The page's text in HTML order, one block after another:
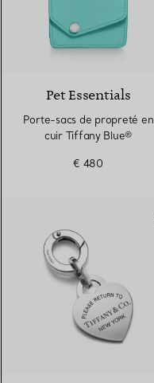
Pet Essentials
Porte-sacs de propreté en
cuir Tiffany Blue®
€ 480